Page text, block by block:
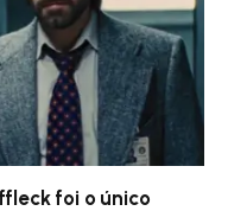
foi o único